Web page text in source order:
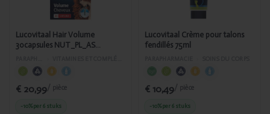
Lucovitaal Hair Volume
30capsules NUT_PL_AS
€ 20,99/ pièce
-10%per 6 stuks
Lucovitaal Crème pour talons
fendillés 75ml
€ 10,49/ pièce
-10%per 6 stuks